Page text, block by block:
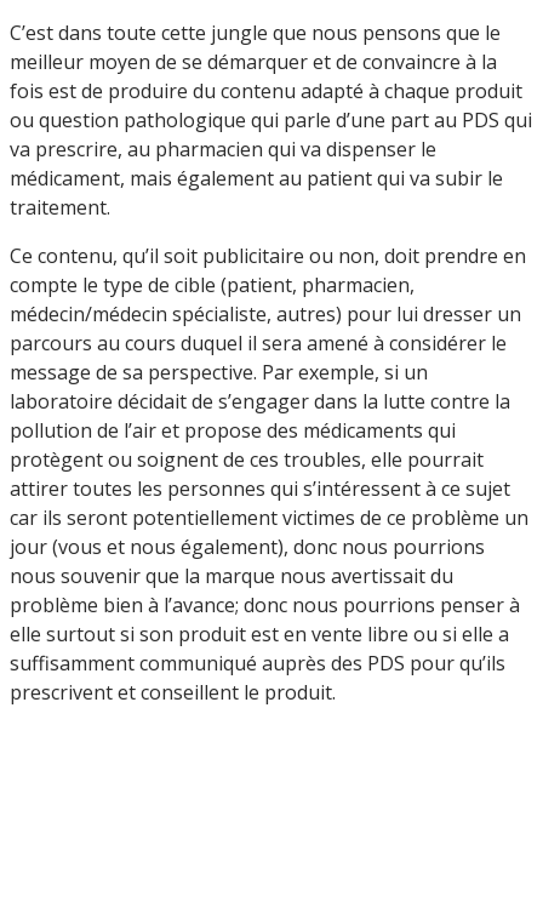
C’est dans toute cette jungle que nous pensons que le
meilleur moyen de se démarquer et de convaincre à la
fois est de produire du contenu adapté à chaque produit
ou question pathologique qui parle d’une part au PDS qui
va prescrire, au pharmacien qui va dispenser le
médicament, mais également au patient qui va subir le
traitement.
Ce contenu, qu’il soit publicitaire ou non, doit prendre en
compte le type de cible (patient, pharmacien,
médecin/médecin spécialiste, autres) pour lui dresser un
parcours au cours duquel il sera amené à considérer le
message de sa perspective. Par exemple, si un
laboratoire décidait de s’engager dans la lutte contre la
pollution de l’air et propose des médicaments qui
protègent ou soignent de ces troubles, elle pourrait
attirer toutes les personnes qui s’intéressent à ce sujet
car ils seront potentiellement victimes de ce problème un
jour (vous et nous également), donc nous pourrions
nous souvenir que la marque nous avertissait du
problème bien à l’avance; donc nous pourrions penser à
elle surtout si son produit est en vente libre ou si elle a
suffisamment communiqué auprès des PDS pour qu’ils
prescrivent et conseillent le produit.